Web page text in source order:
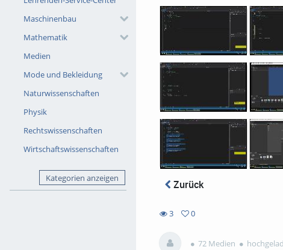
Maschinenbau
Mathematik
Medien
Mode und Bekleidung
Naturwissenschaften
Physik
Rechtswissenschaften
Wirtschaftswissenschaften
Kategorien anzeigen Zurück
3
views
0
favorites
72 Medien